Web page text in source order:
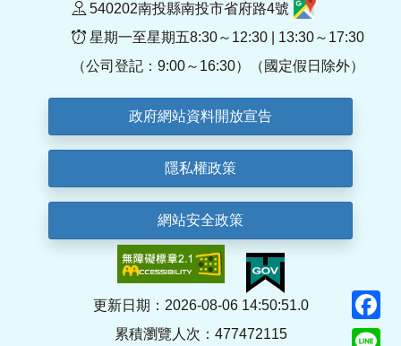
540202南投縣南投市省府路4號
星期一至星期五8:30～12:30 | 13:30～17:30
（公司登記：9:00～16:30）（國定假日除外）
政府網站資料開放宣告
隱私權政策
網站安全政策
更新日期：2026-08-06 14:50:51.0
累積瀏覽人次：477472115